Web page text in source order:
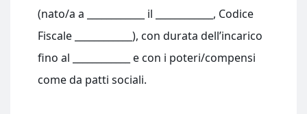
(nato/a a ____________ il ____________, Codice
Fiscale ____________), con durata dell’incarico
fino al ____________ e con i poteri/compensi
come da patti sociali.